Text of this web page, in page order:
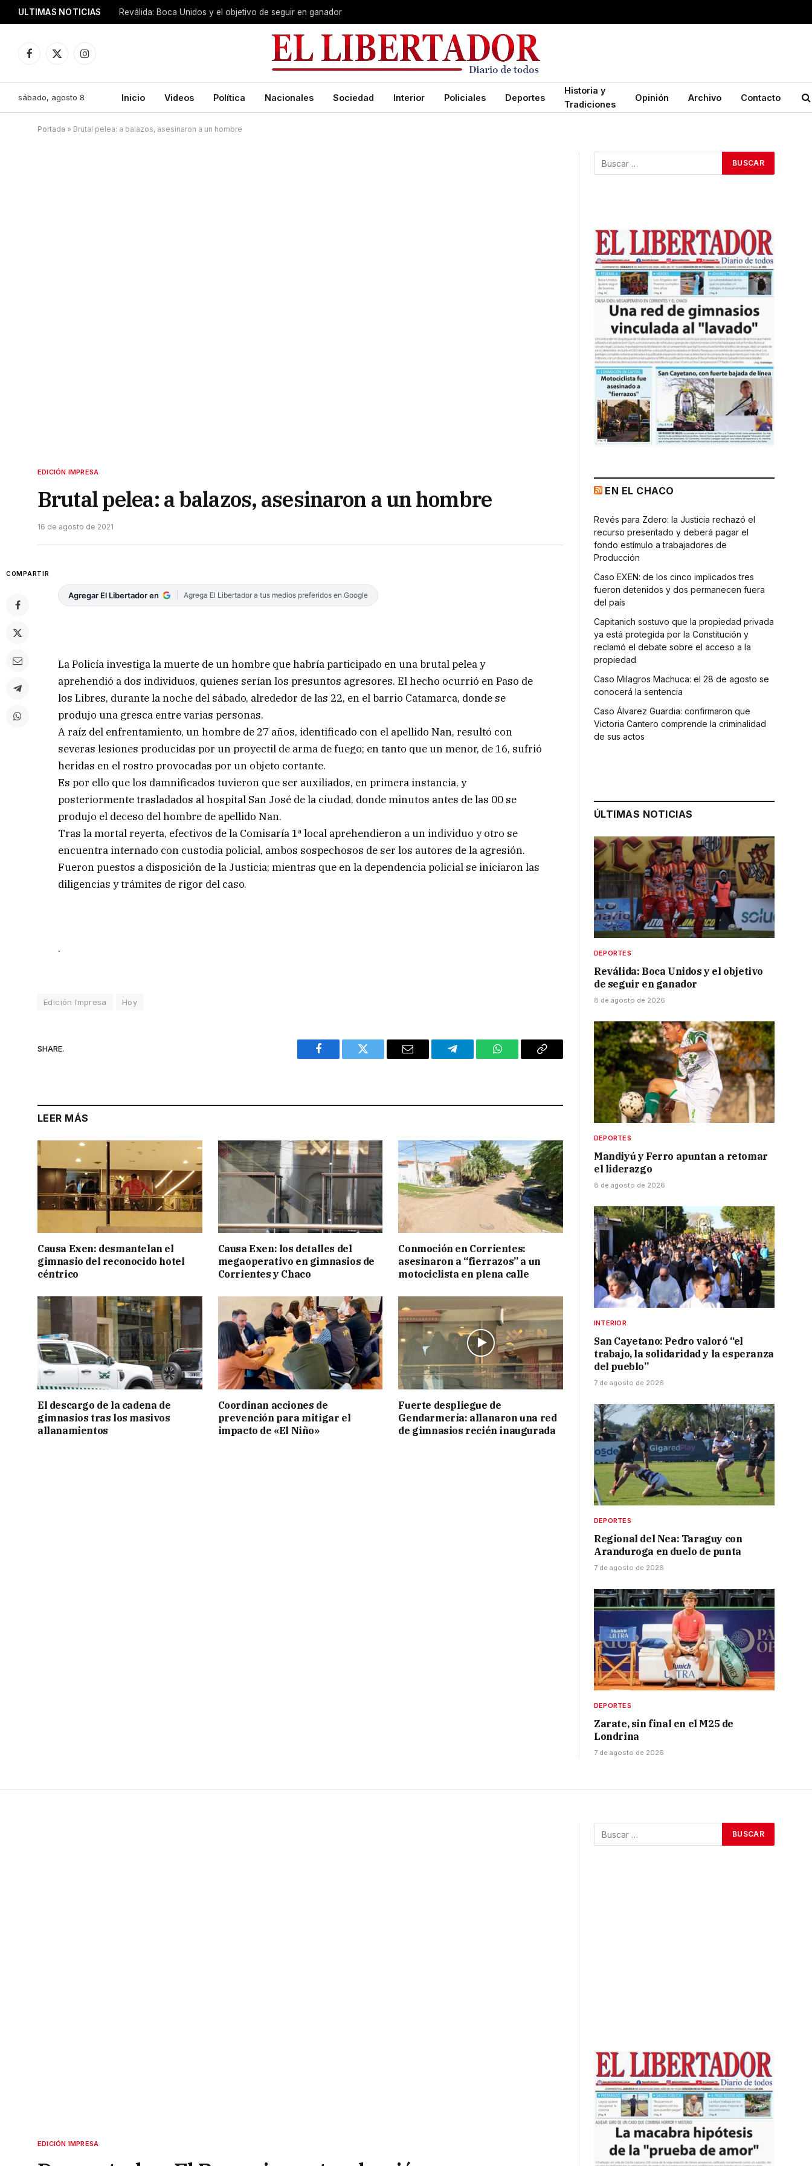
ULTIMAS NOTICIAS Reválida: Boca Unidos y el objetivo de seguir en ganador
Facebook
X
Instagram
sábado, agosto 8 Inicio Videos Política Nacionales Sociedad Interior Policiales Deportes
Historia y
Tradiciones
Opinión Archivo Contacto
Portada » Brutal pelea: a balazos, asesinaron a un hombre
EDICIÓN IMPRESA
Brutal pelea: a balazos, asesinaron a un hombre
16 de agosto de 2021
COMPARTIR
Agregar El Libertador en Agrega El Libertador a tus medios preferidos en Google
La Policía investiga la muerte de un hombre que habría participado en una brutal pelea y
aprehendió a dos individuos, quienes serían los presuntos agresores. El hecho ocurrió en Paso de
los Libres, durante la noche del sábado, alrededor de las 22, en el barrio Catamarca, donde se
produjo una gresca entre varias personas.
A raíz del enfrentamiento, un hombre de 27 años, identificado con el apellido Nan, resultó con
severas lesiones producidas por un proyectil de arma de fuego; en tanto que un menor, de 16, sufrió
heridas en el rostro provocadas por un objeto cortante.
Es por ello que los damnificados tuvieron que ser auxiliados, en primera instancia, y
posteriormente trasladados al hospital San José de la ciudad, donde minutos antes de las 00 se
produjo el deceso del hombre de apellido Nan.
Tras la mortal reyerta, efectivos de la Comisaría 1ª local aprehendieron a un individuo y otro se
encuentra internado con custodia policial, ambos sospechosos de ser los autores de la agresión.
Fueron puestos a disposición de la Justicia; mientras que en la dependencia policial se iniciaron las
diligencias y trámites de rigor del caso.
.
Edición Impresa Hoy
SHARE.
Facebook Twitter Email Telegram WhatsAppCopy
LEER MÁS
Causa Exen: desmantelan el
gimnasio del reconocido hotel
céntrico
Causa Exen: los detalles del
megaoperativo en gimnasios de
Corrientes y Chaco
Conmoción en Corrientes:
asesinaron a “fierrazos” a un
motociclista en plena calle
El descargo de la cadena de
gimnasios tras los masivos
allanamientos
Coordinan acciones de
prevención para mitigar el
impacto de «El Niño»
Fuerte despliegue de
Gendarmería: allanaron una red
de gimnasios recién inaugurada
EN EL CHACO
Revés para Zdero: la Justicia rechazó el
recurso presentado y deberá pagar el
fondo estímulo a trabajadores de
Producción
Caso EXEN: de los cinco implicados tres
fueron detenidos y dos permanecen fuera
del país
Capitanich sostuvo que la propiedad privada
ya está protegida por la Constitución y
reclamó el debate sobre el acceso a la
propiedad
Caso Milagros Machuca: el 28 de agosto se
conocerá la sentencia
Caso Álvarez Guardia: confirmaron que
Victoria Cantero comprende la criminalidad
de sus actos
ÚLTIMAS NOTICIAS
DEPORTES
Reválida: Boca Unidos y el objetivo
de seguir en ganador
8 de agosto de 2026
DEPORTES
Mandiyú y Ferro apuntan a retomar
el liderazgo
8 de agosto de 2026
INTERIOR
San Cayetano: Pedro valoró “el
trabajo, la solidaridad y la esperanza
del pueblo”
7 de agosto de 2026
DEPORTES
Regional del Nea: Taraguy con
Aranduroga en duelo de punta
7 de agosto de 2026
DEPORTES
Zarate, sin final en el M25 de
Londrina
7 de agosto de 2026
EDICIÓN IMPRESA